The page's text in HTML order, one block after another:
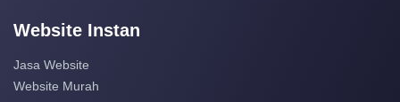
Website Instan
Jasa Website
Website Murah